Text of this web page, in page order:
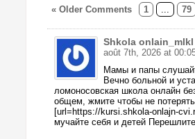
« Older Comments 1 79
Shkola onlain_mlkl
août 7th, 2026 at
Мамы и папы
Вечно больной и
ломоносовская школа онлайн
общем, жмите чтобы не
[url=https://kursi.shkola-onlajn-
мучайте себя и детей